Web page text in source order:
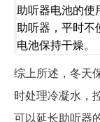
助听器电池的使
助听器，平时不
电池保持干燥。
综上所述，冬天
时处理冷凝水，
可以延长助听器